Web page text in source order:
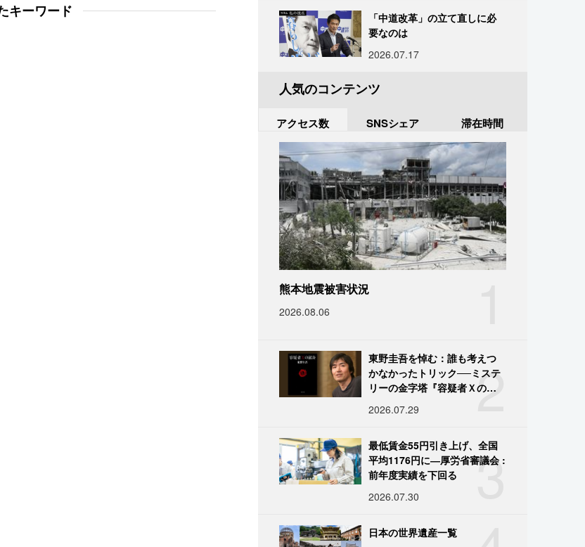
キーワード
「中道改革」の立て直しに必
要なのは
2026.07.17
人気のコンテンツ
アクセス数 SNSシェア 滞在時間
熊本地震被害状況
2026.08.06
2
東野圭吾を悼む：誰も考えつ
かなかったトリック──ミステ
リーの金字塔『容疑者Ｘの献
2026.07.29
3
最低賃金55円引き上げ、全国
平均1176円に―厚労省審議会 :
前年度実績を下回る
2026.07.30
日本の世界遺産一覧